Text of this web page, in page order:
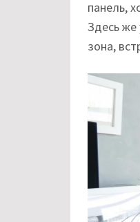
панель,
Здесь же
зона,